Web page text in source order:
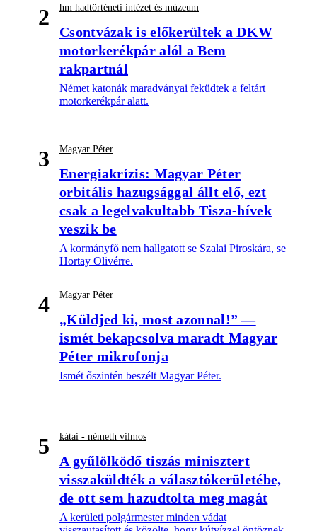
2 hm hadtörténeti intézet és múzeum
Csontvázak is előkerültek a DKW
motorkerékpár alól a Bem
rakpartnál
Német katonák maradványai feküdtek a feltárt
motorkerékpár alatt.
3 Magyar Péter
Energiakrízis: Magyar Péter
orbitális hazugsággal állt elő, ezt
csak a legelvakultabb Tisza-hívek
veszik be
A kormányfő nem hallgatott se Szalai Piroskára, se
Hortay Olivérre.
4 Magyar Péter
„Küldjed ki, most azonnal!” —
ismét bekapcsolva maradt Magyar
Péter mikrofonja
Ismét őszintén beszélt Magyar Péter.
5 kátai - németh vilmos
A gyűlölködő tiszás minisztert
visszaküldték a választókerületébe,
de ott sem hazudtolta meg magát
A kerületi polgármester minden vádat